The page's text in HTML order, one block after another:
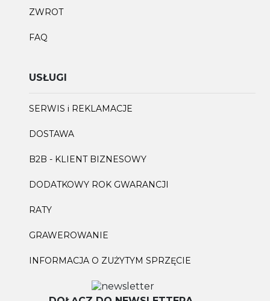
ZWROT
FAQ
USŁUGI
SERWIS i REKLAMACJE
DOSTAWA
B2B - KLIENT BIZNESOWY
DODATKOWY ROK GWARANCJI
RATY
GRAWEROWANIE
INFORMACJA O ZUŻYTYM SPRZĘCIE